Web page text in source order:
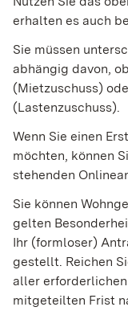
erhalten es auch
Sie müssen
abhängig davon,
(Mietzuschuss)
(Lastenzuschuss).
Wenn Sie einen
möchten, können
stehenden
Sie können
gelten
Ihr (formloser)
gestellt. Reichen
aller
mitgeteilten Frist